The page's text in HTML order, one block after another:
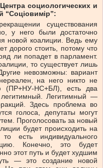
социологических и
“Соціовимір”:
существования
у него были достаточно
новой коалиции. Ведь ему
дорого стоить, потому что
ли попадет в парламент.
то существует лишь
невозможны: вариант
на него никто не
(ПР+НУ-НС+БЛ), есть два
Легитимный —
Здесь проблема во
голоса, депутаты могут
Проголосовать за новый
будет происходить на
есть индивидуального
Конечно, это будет
этот путь и будет худшим
— это создание новой